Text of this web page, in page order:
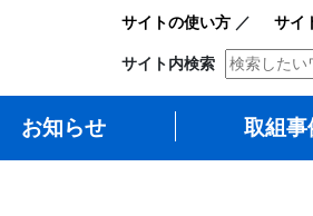
サイトの使い方／ サイ
サイト内検索
お知らせ 取組事